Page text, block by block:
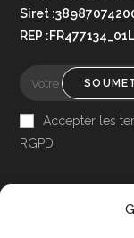
Siret
REP
Accepter les
RGPD